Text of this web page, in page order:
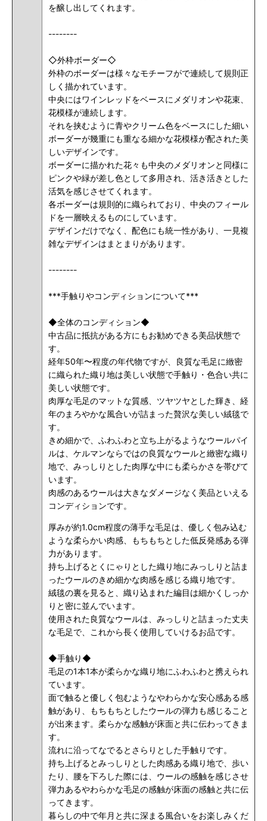
を醸し出してくれます。
--------
◇外枠ボーダー◇
外枠のボーダーは様々なモチーフがで連続して規則正
しく描かれています。
中央にはワインレッドをベースにメダリオンや花束、
花模様が連続します。
それを挟むように青やクリーム色をベースにした細い
ボーダーが幾重にも重なる細かな花模様が配された美
しいデザインです。
ボーダーに描かれた花々も中央のメダリオンと同様に
ピンクや緑が差し色として多用され、活き活きとした
活気を感じさせてくれます。
各ボーダーは規則的に織られており、中央のフィール
ドを一層映えるものにしています。
デザインだけでなく、配色にも統一性があり、一見複
雑なデザインはまとまりがあります。
--------
***手触りやコンディションについて***
◆全体のコンディション◆
中古品に抵抗がある方にもお勧めできる美品状態で
す。
経年50年〜程度の年代物ですが、良質な毛足に緻密
に織られた織り地は美しい状態で手触り・色合い共に
美しい状態です。
肉厚な毛足のマットな質感、ツヤツヤとした輝き、経
年のまろやかな風合いが詰まった贅沢な美しい絨毯で
す。
きめ細かで、ふわふわと立ち上がるようなウールパイ
ルは、ケルマンならではの良質なウールと緻密な織り
地で、みっしりとした肉厚な中にも柔らかさを帯びて
います。
肉感のあるウールは大きなダメージなく美品といえる
コンディションです。
厚みが約1.0cm程度の薄手な毛足は、優しく包み込む
ような柔らかい肉感、もちもちとした低反発感ある弾
力があります。
持ち上げるとくにゃりとした織り地にみっしりと詰ま
ったウールのきめ細かな肉感を感じる織り地です。
絨毯の裏を見ると、織り込まれた編目は細かくしっか
りと密に並んでいます。
使用された良質なウールは、みっしりと詰まった丈夫
な毛足で、これから長く使用していけるお品です。
◆手触り◆
毛足の1本1本が柔らかな織り地にふわふわと携えられ
ています。
面で触ると優しく包むようなやわらかな安心感ある感
触があり、もちもちとしたウールの弾力も感じること
が出来ます。柔らかな感触が床面と共に伝わってきま
す。
流れに沿ってなでるとさらりとした手触りです。
持ち上げるとみっしりとした肉感ある織り地で、歩い
たり、腰を下ろした際には、ウールの感触を感じさせ
弾力あるやわらかな毛足の感触が床面の感触と共に伝
ってきます。
暮らしの中で年月と共に深まる風合いをお楽しみくだ